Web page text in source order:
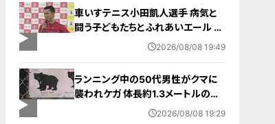
車いすテニス小田凱人選手 病気と
闘う子どもたちとふれあいエール ス
ポーツの楽しさ伝える 名古屋・緑区
2026/08/08 19:49
ランニング中の50代男性がクマに
襲われケガ 体長約1.3メートルのツ
キノワグマに腕や足をかまれる 「つ
2026/08/08 19:29